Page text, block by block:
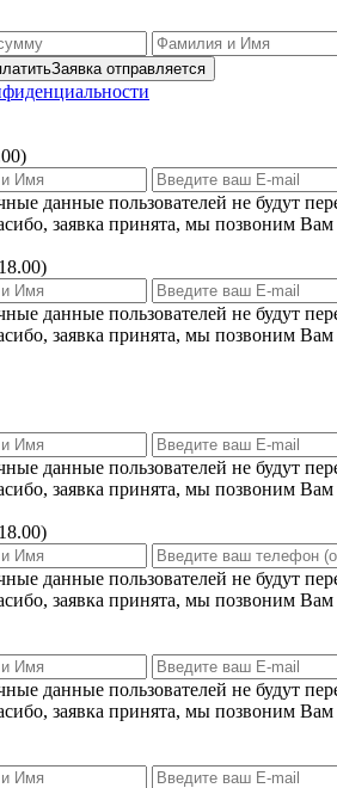
Заявка отправляется
данные пользователей не будут
заявка принята, мы позвоним
данные пользователей не будут
заявка принята, мы позвоним
данные пользователей не будут
заявка принята, мы позвоним
данные пользователей не будут
заявка принята, мы позвоним
данные пользователей не будут
заявка принята, мы позвоним